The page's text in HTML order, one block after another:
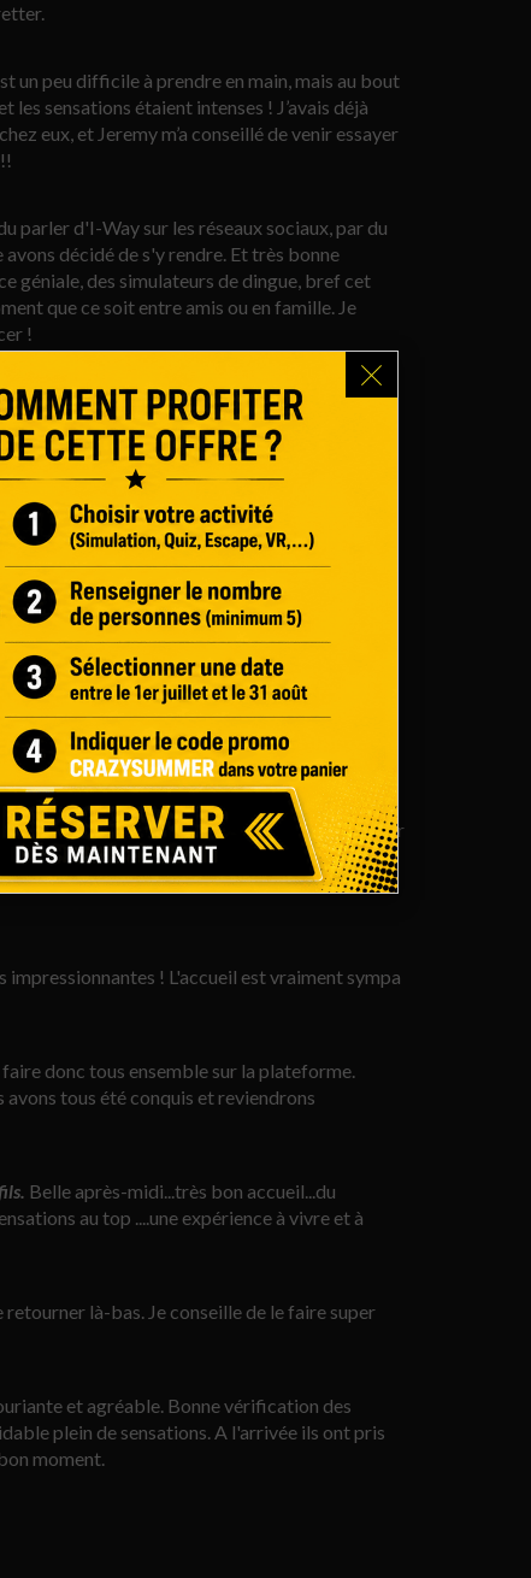
un peu difficile à prendre en main, mais au bout
les sensations étaient intenses ! J’avais déjà
eux, et Jeremy m’a conseillé de venir essayer
parler d'I-Way sur les réseaux sociaux, par du
décidé de s'y rendre. Et très bonne
géniale, des simulateurs de dingue, bref cet
que ce soit entre amis ou en famille. Je
!
c’était une super expérience. Un accueil
Simulateurs au top, on reviendra vite tester les
activités, on a pu passer une superbe
activités. Je recommande complètement ce
que 10 mn c’était court ... c’est un max
est élégant, ce n’est pas disneyland ;) à
!
de course qui te donne envie d'aller courir
est à faire obligatoirement, on ressent
même si on sait que nous sommes protéger du
! L'accueil est vraiment sympa
donc tous ensemble sur la plateforme.
tous été conquis et reviendrons
Belle après-midi...très bon accueil...du
au top ....une expérience à vivre et à
retourner là-bas. Je conseille de le faire super
et agréable. Bonne vérification des
plein de sensations. A l'arrivée ils ont pris
moment.